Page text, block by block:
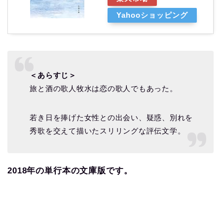
Yahooショッピング
＜あらすじ＞
旅と酒の歌人牧水は恋の歌人でもあった。
若き日を捧げた女性との出会い、疑惑、別れを
秀歌を交えて描いたスリリングな評伝文学。
2018年の単行本の文庫版です。